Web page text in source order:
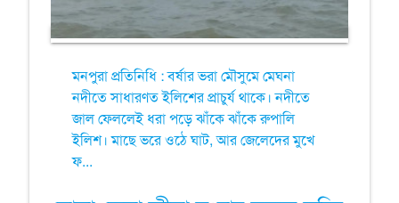
মনপুরা প্রতিনিধি : বর্ষার ভরা মৌসুমে মেঘনা
নদীতে সাধারণত ইলিশের প্রাচুর্য থাকে। নদীতে
জাল ফেললেই ধরা পড়ে ঝাঁকে ঝাঁকে রুপালি
ইলিশ। মাছে ভরে ওঠে ঘাট, আর জেলেদের মুখে
ফ...